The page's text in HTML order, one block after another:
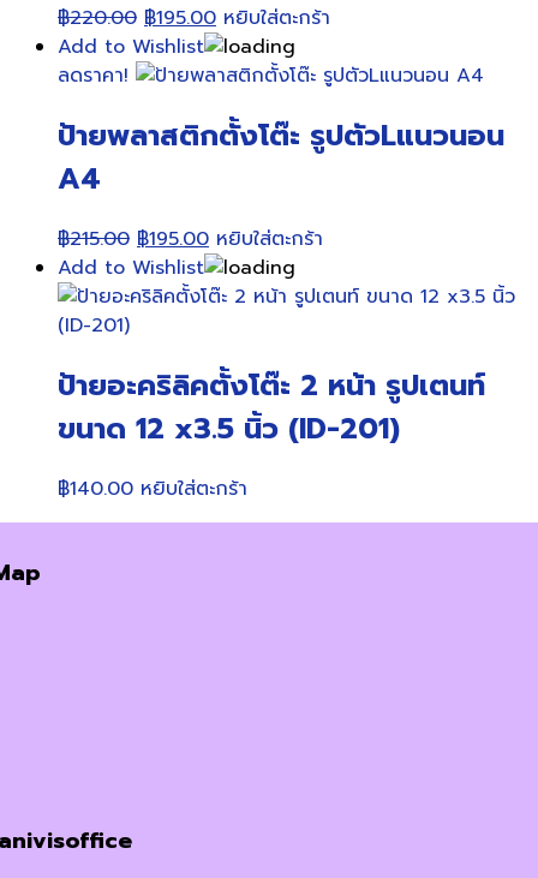
฿220.00 Original
price
was:
฿195.00Current
price
is:
หยิบใส่ตะกร้า
Add to Wishlist
ลดราคา!
ป้ายพลาสติกตั้งโต๊ะ รูปตัวLแนวนอน
A4
฿215.00 Original
price
was:
฿195.00Current
price
is:
หยิบใส่ตะกร้า
Add to Wishlist
ป้ายอะคริลิคตั้งโต๊ะ 2 หน้า รูปเตนท์
ขนาด 12 x3.5 นิ้ว (ID-201)
฿140.00 หยิบใส่ตะกร้า